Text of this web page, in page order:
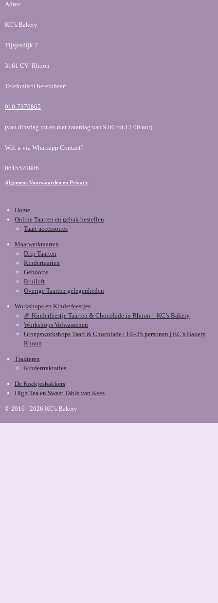
Adres:
KC's Bakery
Tijsjesdijk 7
3161 CV Rhoon
Telefonisch bereikbaar:
010-7370865
(van dinsdag tot en met zaterdag van 9.00 tot 17.00 uur)
Wilt u via Whatsapp Contact?
0615520886
Algemene Voorwaarden en Privacy
Home
Online Taarten en gebak bestellen
Taart accessoires
Maatwerktaarten
Drip Taarten
Kindertaarten
Geboorte
Bruiloft
Overige Taarten gelegenheden
Workshops en Kinderfeestjes
🎉 Kinderfeestje Taarten & Chocolade in Rhoon – KC’s Bakery
Workshops Volwassenen
Groepsworkshops Taart & Chocolade | 10–35 personen | KC’s Bakery
Rhoon
Trakteren
Kindertraktaties
De Koekjesbakkers
High Tea en Sweet Table van Kees
© 2016 - 2026 KC's Bakery